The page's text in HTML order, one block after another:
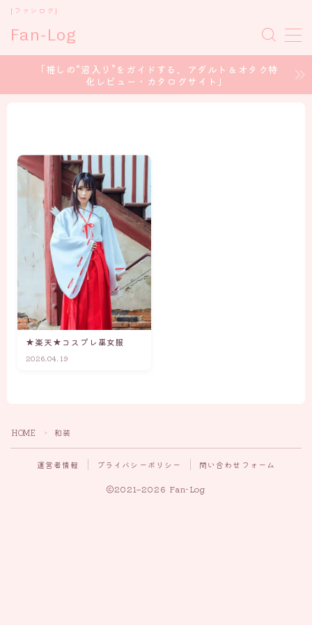
Fan-Log
[ファンログ]
ホーム
コスプレイヤー
アイドル/グラドル
声優 / voice Actor
CONTENT CREATOR
「推しの“沼入り”をガイドする、アダルト＆オタク特
化レビュー・カタログサイト」
★楽天★コスプレ巫女服
2026.04.19
HOME ＞ 和装
運営者情報 プライバシーポリシー 問い合わせフォーム
2021–2026 Fan-Log